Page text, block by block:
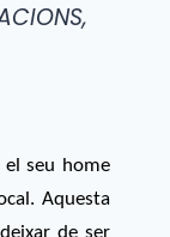
el seu home
Aquesta
de ser